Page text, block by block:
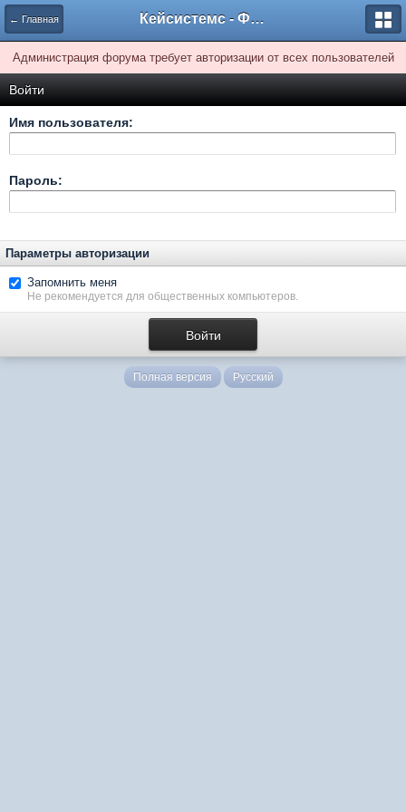
← Главная Кейсистемс - Форумы
Администрация форума требует авторизации от всех пользователей
Войти
Имя пользователя:
Пароль:
Параметры авторизации
Запомнить меня
Не рекомендуется для общественных компьютеров.
Полная версия Русский